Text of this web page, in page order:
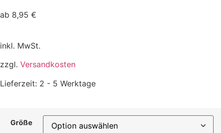
ab 8,95 €
inkl. MwSt.
zzgl. Versandkosten
Lieferzeit: 2 - 5 Werktage
Größe